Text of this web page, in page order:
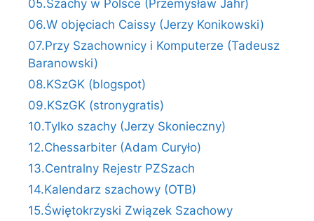
05.Szachy w Polsce (Przemysław Jahr)
06.W objęciach Caissy (Jerzy Konikowski)
07.Przy Szachownicy i Komputerze (Tadeusz
Baranowski)
08.KSzGK (blogspot)
09.KSzGK (stronygratis)
10.Tylko szachy (Jerzy Skonieczny)
12.Chessarbiter (Adam Curyło)
13.Centralny Rejestr PZSzach
14.Kalendarz szachowy (OTB)
15.Świętokrzyski Związek Szachowy